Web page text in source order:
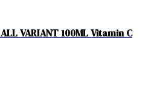
VARIANT 100ML Vitamin C